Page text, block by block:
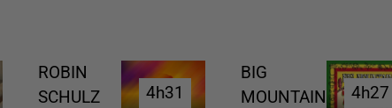
ROBIN
SCHULZ
4h31
4h31
BIG
MOUNTAIN
4h27
4h27